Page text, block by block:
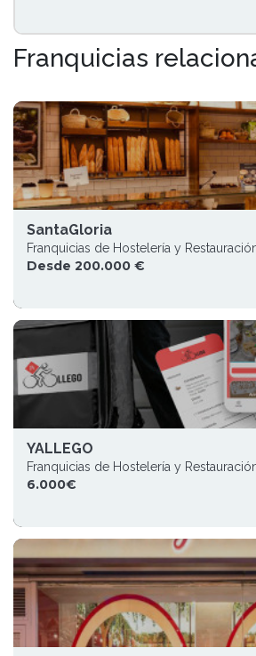
Franquicias
SantaGloria
Franquicias de Hostelería y
Desde 200.000 €
YALLEGO
Franquicias de Hostelería y
6.000€